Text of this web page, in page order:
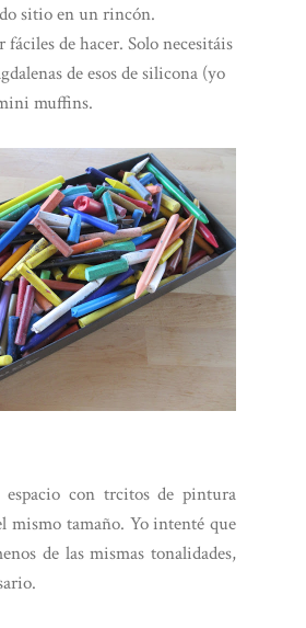
sitio en un rincón.
fáciles de hacer. Solo necesitáis
de esos de silicona (yo
muffins.
espacio con trcitos de pintura
mismo tamaño. Yo intenté que
de las mismas tonalidades,